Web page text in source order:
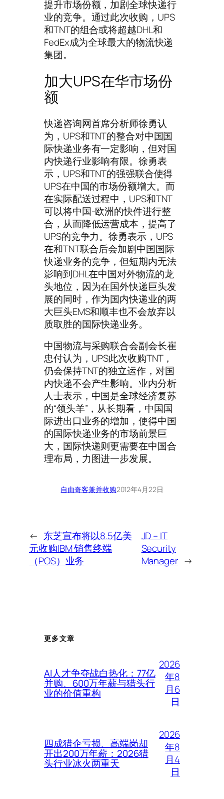
提升市场份额，加剧全球快递行
业的竞争。通过此次收购，UPS
和TNT的组合或将超越DHL和
FedEx成为全球最大的物流快递
集团。
加大UPS在华市场份
额
快递咨询网首席分析师徐勇认
为，UPS和TNT的整合对中国国
际快递业务有一定影响，但对国
内快递行业影响有限。徐勇表
示，UPS和TNT的强强联合使得
UPS在中国的市场份额增大。而
在实际配送过程中，UPS和TNT
可以将中国-欧洲的快件进行整
合，从而降低运营成本，提高了
UPS的竞争力。徐勇表示，UPS
在和TNT联合后会加剧中国国际
快递业务的竞争，但短期内无法
影响到DHL在中国对外物流的龙
头地位，因为在国外快递巨头发
展的同时，作为国内快递业的两
大巨头EMS和顺丰也不会放弃以
质取胜的国际快递业务。
中国物流与采购联合会副会长崔
忠付认为，UPS此次收购TNT，
仍会保持TNT的独立运作，对国
内快递不会产生影响。业内分析
人士表示，中国是全球经济复苏
的“领头羊”，从长期看，中国国
际进出口业务的增加，使得中国
的国际快递业务的市场前景巨
大，国际快递则更需要在中国合
理布局，力图进一步发展。
自由奇客兼并收购2012年4月22日
← 东芝宣布将以8.5亿美
元收购IBM 销售终端
（POS）业务
JD – IT
Security
Manager →
更多文章
AI人才争夺战白热化：77亿
并购、600万年薪与猎头行
业的价值重构
2026
年8
月6
日
四成猎企亏损、高端岗却
开出200万年薪：2026猎
头行业冰火两重天
2026
年8
月4
日